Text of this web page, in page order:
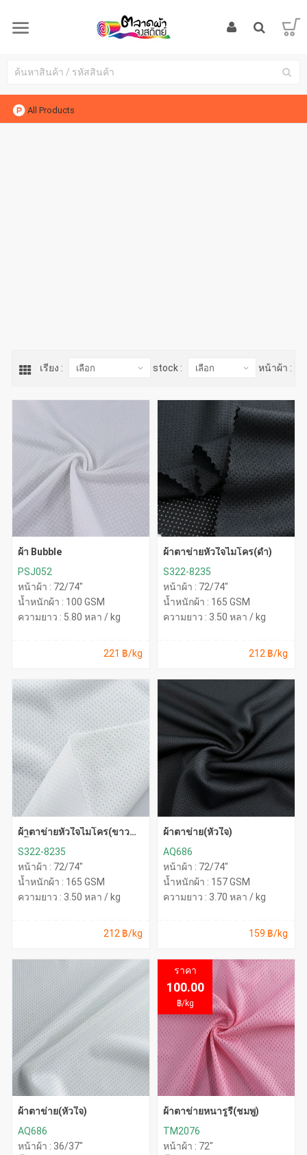
All Products
เรียง : stock : หน้าผ้า :
ผ้า Bubble
PSJ052
หน้าผ้า : 72/74"
น้ำหนักผ้า : 100 GSM
ความยาว : 5.80 หลา / kg
221 ฿/kg
ผ้าตาข่ายหัวใจไมโคร(ดำ)
S322-8235
หน้าผ้า : 72/74"
น้ำหนักผ้า : 165 GSM
ความยาว : 3.50 หลา / kg
212 ฿/kg
ผ้าตาข่ายหัวใจไมโคร(ขาว
S322-8235
หน้าผ้า : 72/74"
น้ำหนักผ้า : 165 GSM
ความยาว : 3.50 หลา / kg
212 ฿/kg
ผ้าตาข่าย(หัวใจ)
AQ686
หน้าผ้า : 72/74"
น้ำหนักผ้า : 157 GSM
ความยาว : 3.70 หลา / kg
159 ฿/kg
ผ้าตาข่าย(หัวใจ)
AQ686
หน้าผ้า : 36/37"
ราคา
100.00
฿/kg
85.00
ผ้าตาข่ายหนารูรี(ชมพู)
TM2076
หน้าผ้า : 72"